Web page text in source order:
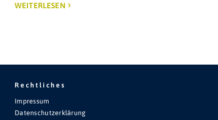
WEITERLESEN
Rechtliches
Impressum
Datenschutzerklärung